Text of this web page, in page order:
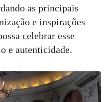
as principais
e inspirações
celebrar esse
e autenticidade.